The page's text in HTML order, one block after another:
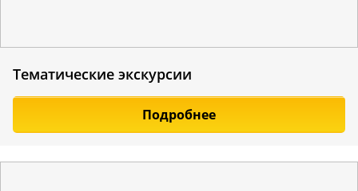
Тематические экскурсии
Подробнее